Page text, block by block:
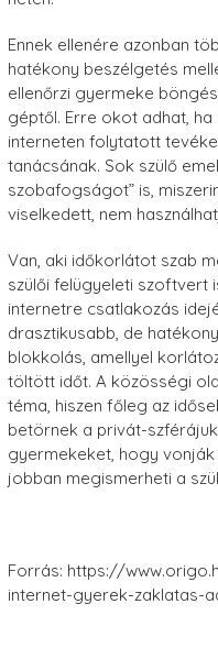
Ennek ellenére azonban
hatékony beszélgetés
ellenőrzi gyermeke
géptől. Erre okot adhat,
interneten folytatott
tanácsának. Sok szülő
szobafogságot” is,
viselkedett, nem
Van, aki időkorlátot szab
szülői felügyeleti szoftvert
internetre csatlakozás
drasztikusabb, de
blokkolás, amellyel
töltött időt. A közösségi
téma, hiszen főleg az
betörnek a privát-
gyermekeket, hogy
jobban megismerheti a
Forrás: https://
internet-gyerek-zaklatas-